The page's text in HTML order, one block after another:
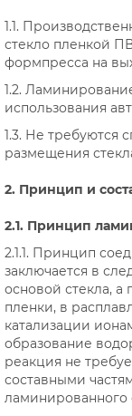
1.1.
стекло пленкой
формпресса на
1.2.
использования
1.3. Не требуются
размещения
2. Принцип и
2.1. Принцип
2.1.1. Принцип
заключается в
основой стекла,
пленки, в
катализации
образование
реакция не
составными
ламинированного